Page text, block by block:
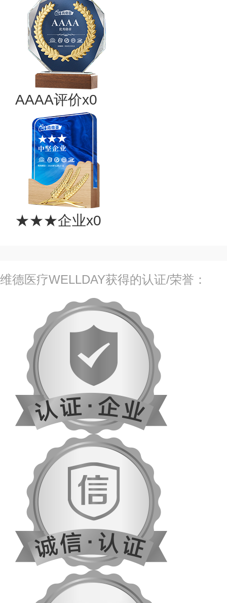
AAAA评价x0
★★★企业x0
维德医疗WELLDAY获得的认证/荣誉：